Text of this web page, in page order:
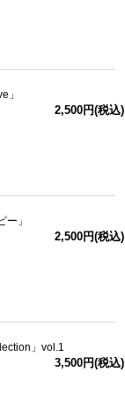
」
2,500円(税込)
」
2,500円(税込)
」vol.1
3,500円(税込)